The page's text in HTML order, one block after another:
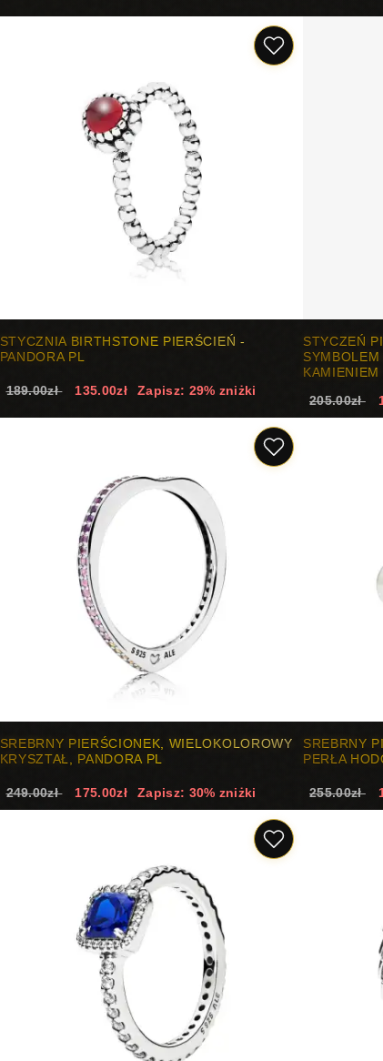
STYCZNIA BIRTHSTONE PIERŚCIEŃ -
PANDORA PL
189.00zł 135.00zł Zapisz: 29% zniżki
STYCZEŃ
205.00zł
SREBRNY PIERŚCIONEK, WIELOKOLOROWY
KRYSZTAŁ, PANDORA PL
249.00zł 175.00zł Zapisz: 30% zniżki
SREBRNY
PERŁA
255.00zł